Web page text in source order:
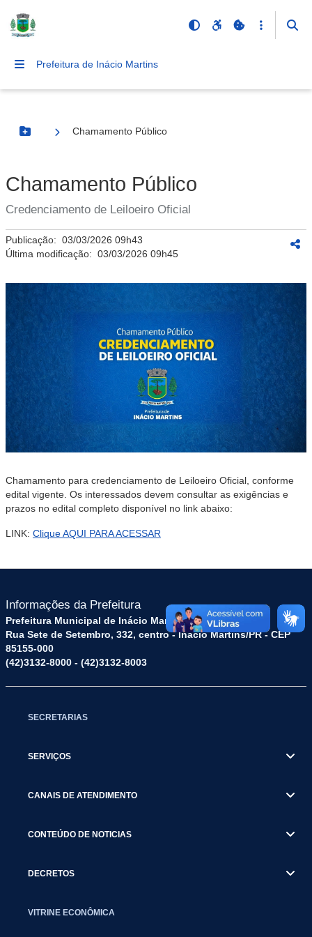
Prefeitura de Inácio Martins
Botão Menu
Chamamento Público
Chamamento Público
Credenciamento de Leiloeiro Oficial
Publicação: 03/03/2026 09h43
Última modificação: 03/03/2026 09h45
Chamamento para credenciamento de Leiloeiro Oficial, conforme
edital vigente. Os interessados devem consultar as exigências e
prazos no edital completo disponível no link abaixo:
LINK: Clique AQUI PARA ACESSAR
Informações da Prefeitura
Prefeitura Municipal de Inácio Martins
Rua Sete de Setembro, 332, centro - Inácio Martins/PR - CEP
85155-000
(42)3132-8000 - (42)3132-8003
SECRETARIAS
SERVIÇOS
CANAIS DE ATENDIMENTO
CONTEÚDO DE NOTICIAS
DECRETOS
VITRINE ECONÔMICA